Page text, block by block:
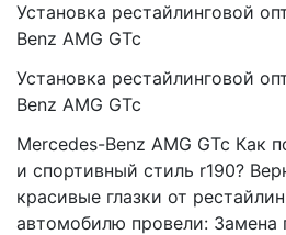
Установка рестайлинговой
Benz AMG GTc
Установка рестайлинговой
Benz AMG GTc
Mercedes-Benz AMG GTc Как
и спортивный стиль r190?
красивые глазки от
автомобилю провели: Замена